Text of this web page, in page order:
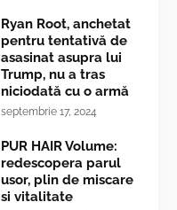
Ryan Root, anchetat
pentru tentativă de
asasinat asupra lui
Trump, nu a tras
niciodată cu o armă
septembrie 17, 2024
PUR HAIR Volume:
redescopera parul
usor, plin de miscare
si vitalitate